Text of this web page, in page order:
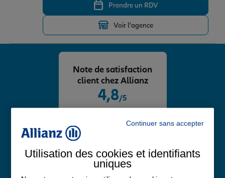
Prendre un RDV
Voir l'agence
4,8/5
Note de 4.8 sur 5
Avis Google
Note de satisfaction
client chez Allianz
Continuer sans accepter
Utilisation des cookies et identifiants
uniques